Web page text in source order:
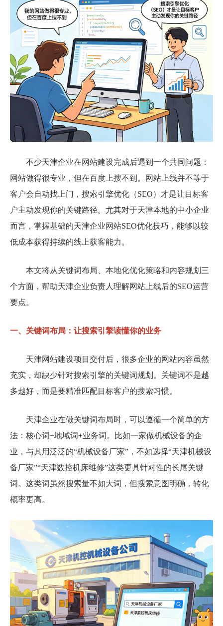
不少天津企业在网站建设完成后遇到一个共同问题：
网站做得很专业，但在百度上搜不到。网站上线并不等于
客户会自动找上门，搜索引擎优化（SEO）才是让目标客
户主动发现你的关键路径。尤其对于天津本地的中小企业
而言，掌握基础的天津企业网站SEO优化技巧，能够以较
低成本获得持续的线上获客能力。
本文将从关键词布局、本地化优化策略和内容规划三
个方面，帮助天津企业负责人理解网站上线后的SEO运营
要点。
一、关键词布局：让搜索引擎读懂你的业务
天津网站建设项目交付后，很多企业的网站内容虽然
充实，却缺少针对搜索引擎的关键词规划。关键词不是越
多越好，而是要精准匹配目标客户的搜索习惯。
天津企业在做关键词布局时，可以遵循一个简单的方
法：核心词+地域词+业务词。比如一家做机械设备的企
业，与其用泛泛的“机械设备厂家”，不如选择“天津机械设
备厂家”“天津数控机床维修”这类更具针对性的长尾关键
词。这类词虽然搜索量不如大词，但搜索意图明确，转化
概率更高。